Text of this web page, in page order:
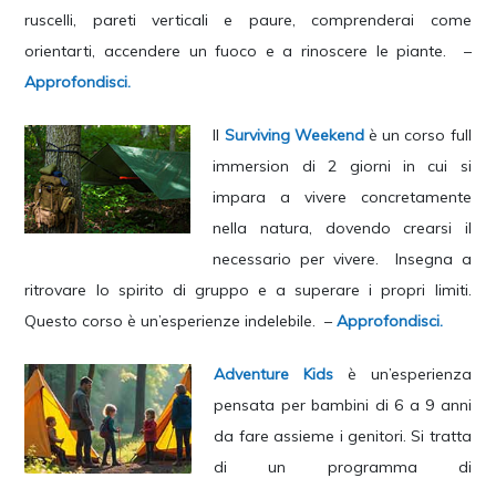
ruscelli, pareti verticali e paure, comprenderai come
orientarti, accendere un fuoco e a rinoscere le piante. –
Approfondisci.
Il Surviving Weekendè un corso full
immersion di 2 giorni in cui si
impara a vivere concretamente
nella natura, dovendo crearsi il
necessario per vivere. Insegna a
ritrovare lo spirito di gruppo e a superare i propri limiti.
Questo corso è un’esperienze indelebile. –Approfondisci.
Adventure Kids è un’esperienza
pensata per bambini di 6 a 9 anni
da fare assieme i genitori. Si tratta
di un programma di